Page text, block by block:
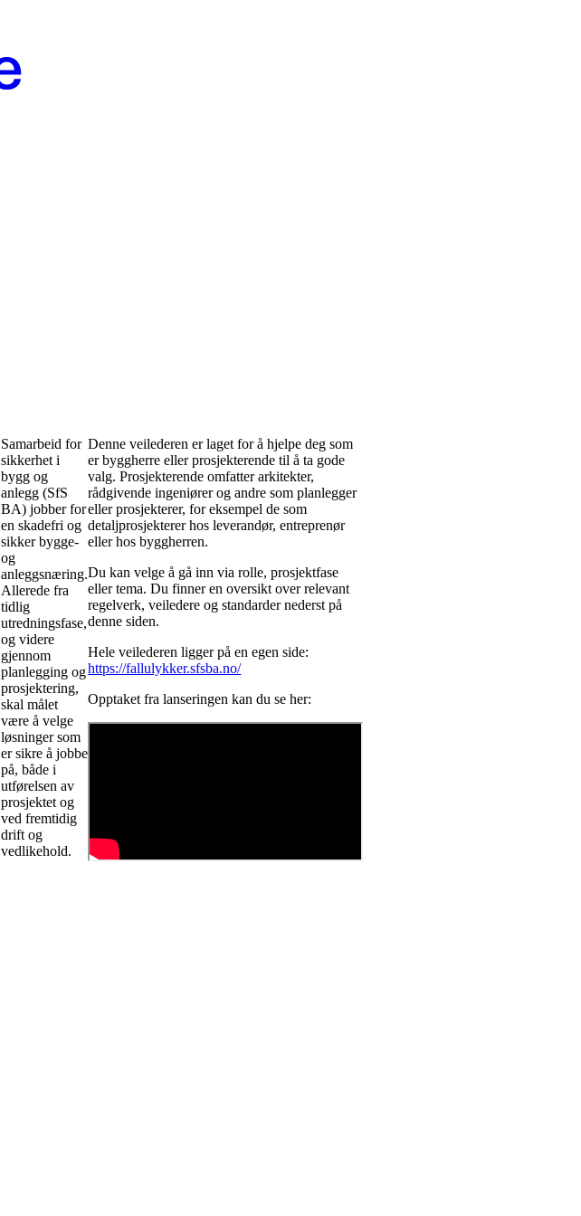
Samarbeid for
sikkerhet i
bygg og
anlegg (SfS
BA) jobber for
en skadefri og
sikker bygge-
og
anleggsnæring.
Allerede fra
tidlig
utredningsfase,
og videre
gjennom
planlegging og
prosjektering,
skal målet
være å velge
løsninger som
er sikre å jobbe
på, både i
utførelsen av
prosjektet og
ved fremtidig
drift og
vedlikehold.
Denne veilederen er laget for å hjelpe deg som
er byggherre eller prosjekterende til å ta gode
valg. Prosjekterende omfatter arkitekter,
rådgivende ingeniører og andre som planlegger
eller prosjekterer, for eksempel de som
detaljprosjekterer hos leverandør, entreprenør
eller hos byggherren.
Du kan velge å gå inn via rolle, prosjektfase
eller tema. Du finner en oversikt over relevant
regelverk, veiledere og standarder nederst på
denne siden.
Hele veilederen ligger på en egen side:
https://fallulykker.sfsba.no/
Opptaket fra lanseringen kan du se her: